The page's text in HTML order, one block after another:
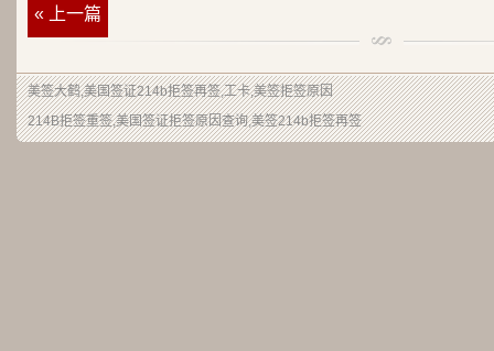
« 上一篇
美签大鹤,美国签证214b拒签再签,工卡,美签拒签原因
214B拒签重签,美国签证拒签原因查询,美签214b拒签再签